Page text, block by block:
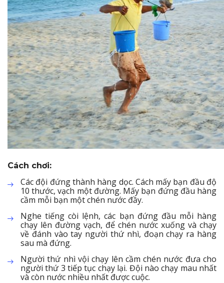
Cách chơi:
Các đội đứng thành hàng dọc. Cách mấy bạn đầu độ
10 thước, vạch một đường. Mấy bạn đứng đầu hàng
cầm mỗi bạn một chén nước đầy.
Nghe tiếng còi lệnh, các bạn đứng đầu mỗi hàng
chạy lên đường vạch, để chén nước xuống và chạy
về đánh vào tay người thứ nhì, đoạn chạy ra hàng
sau mà đứng.
Người thứ nhì vội chạy lên cầm chén nước đưa cho
người thứ 3 tiếp tục chạy lại. Đội nào chạy mau nhất
và còn nước nhiều nhất được cuộc.